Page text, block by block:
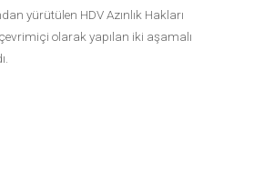
yürütülen HDV Azınlık Hakları
olarak yapılan iki aşamalı